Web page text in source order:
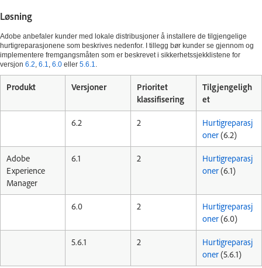
Løsning
Adobe anbefaler kunder med lokale distribusjoner å installere de tilgjengelige
hurtigreparasjonene som beskrives nedenfor. I tillegg bør kunder se gjennom og
implementere fremgangsmåten som er beskrevet i sikkerhetssjekklistene for
versjon 6.2, 6.1, 6.0 eller 5.6.1.
Produkt Versjoner
Prioritet
klassifisering
Tilgjengeligh
et
6.2 2
Hurtigreparasj
oner(6.2)
Adobe
Experience
Manager
6.1 2
Hurtigreparasj
oner(6.1)
6.0 2
Hurtigreparasj
oner(6.0)
5.6.1 2
Hurtigreparasj
oner(5.6.1)